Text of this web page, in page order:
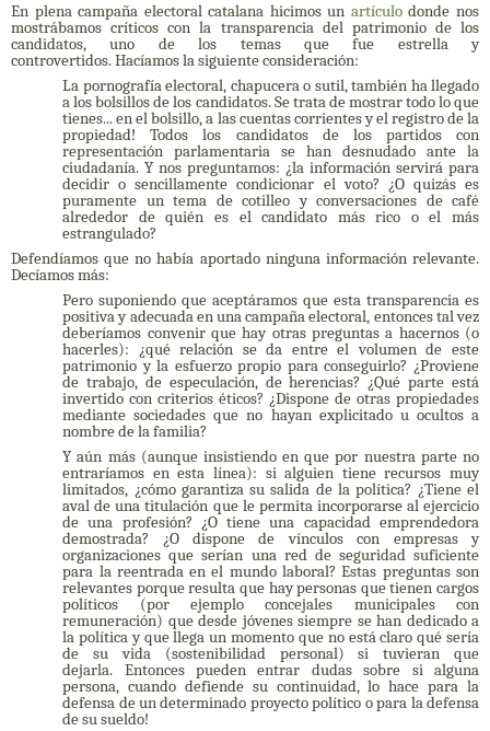
En plena campaña electoral catalana hicimos un artículodonde nos
mostrábamos críticos con la transparencia del patrimonio de los
candidatos, uno de los temas que fue estrella y
controvertidos.Hacíamos la siguiente consideración:
La pornografía electoral, chapucera o sutil, también ha llegado
a los bolsillos de los candidatos.Se trata de mostrar todo lo que
tienes...en el bolsillo, a las cuentas corrientes y el registro de la
propiedad!Todos los candidatos de los partidos con
representación parlamentaria se han desnudado ante la
ciudadanía. Y nos preguntamos: ¿la información servirá para
decidir o sencillamente condicionar el voto? ¿O quizás es
puramente un tema de cotilleo y conversaciones de café
alrededor de quién es el candidato más rico o el más
estrangulado?
Defendíamos que no había aportado ninguna información relevante.
Decíamos más:
Pero suponiendo que aceptáramos que esta transparencia es
positiva y adecuada en una campaña electoral, entonces tal vez
deberíamos convenir que hay otras preguntas a hacernos (o
hacerles): ¿qué relación se da entre el volumen de este
patrimonio y la esfuerzo propio para conseguirlo? ¿Proviene
de trabajo, de especulación, de herencias? ¿Qué parte está
invertido con criterios éticos? ¿Dispone de otras propiedades
mediante sociedades que no hayan explicitado u ocultos a
nombre de la familia?
Y aún más (aunque insistiendo en que por nuestra parte no
entraríamos en esta línea): si alguien tiene recursos muy
limitados, ¿cómo garantiza su salida de la política? ¿Tiene el
aval de una titulación que le permita incorporarse al ejercicio
de una profesión? ¿O tiene una capacidad emprendedora
demostrada? ¿O dispone de vínculos con empresas y
organizaciones que serían una red de seguridad suficiente
para la reentrada en el mundo laboral? Estas preguntas son
relevantes porque resulta que hay personas que tienen cargos
políticos (por ejemplo concejales municipales con
remuneración) que desde jóvenes siempre se han dedicado a
la política y que llega un momento que no está claro qué sería
de su vida (sostenibilidad personal) si tuvieran que
dejarla. Entonces pueden entrar dudas sobre si alguna
persona, cuando defiende su continuidad, lo hace para la
defensa de un determinado proyecto político o para la defensa
de su sueldo!